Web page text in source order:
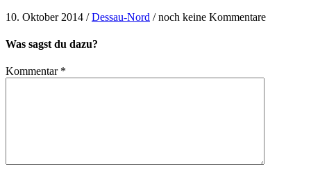
10. Oktober 2014 /Dessau-Nord /noch keine Kommentare
Was sagst du dazu?
Kommentar *